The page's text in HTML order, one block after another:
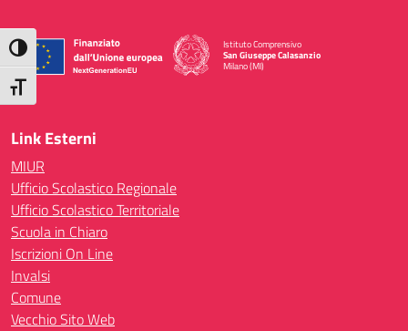
Attiva/disattiva alto contrasto
Attiva/disattiva dimensione testo
Istituto Comprensivo
San Giuseppe Calasanzio
Milano (MI)
— Visita la pagina iniziale della scuola
Link Esterni
MIUR
Ufficio Scolastico Regionale
Ufficio Scolastico Territoriale
Scuola in Chiaro
Iscrizioni On Line
Invalsi
Comune
Vecchio Sito Web